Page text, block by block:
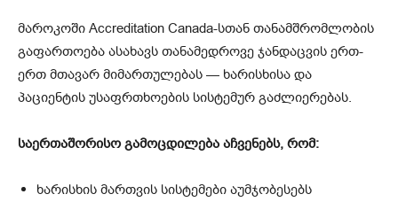
მაროკოში Accreditation Canada-სთან თანამშრომლობის
გაფართოება ასახავს თანამედროვე ჯანდაცვის ერთ-
ერთ მთავარ მიმართულებას — ხარისხისა და
პაციენტის უსაფრთხოების სისტემურ გაძლიერებას.
საერთაშორისო გამოცდილება აჩვენებს, რომ:
ხარისხის მართვის სისტემები აუმჯობესებს